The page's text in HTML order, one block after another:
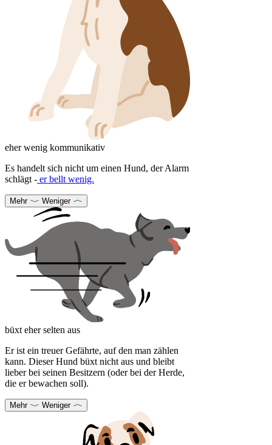
eher wenig kommunikativ
Es handelt sich nicht um einen Hund, der Alarm
schlägt - er bellt wenig.
Mehr Weniger
büxt eher selten aus
Er ist ein treuer Gefährte, auf den man zählen
kann. Dieser Hund büxt nicht aus und bleibt
lieber bei seinen Besitzern (oder bei der Herde,
die er bewachen soll).
Mehr Weniger